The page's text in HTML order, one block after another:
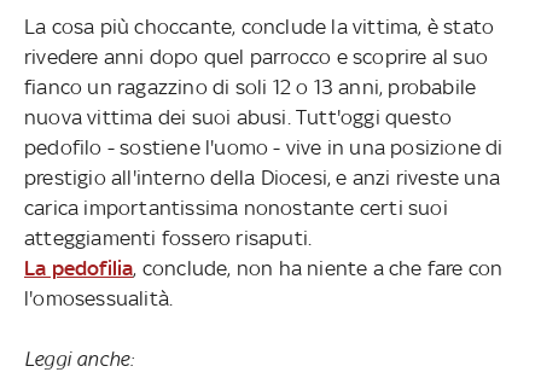
La cosa più choccante, conclude la vittima, è stato
rivedere anni dopo quel parrocco e scoprire al suo
fianco un ragazzino di soli 12 o 13 anni, probabile
nuova vittima dei suoi abusi. Tutt'oggi questo
pedofilo - sostiene l'uomo - vive in una posizione di
prestigio all'interno della Diocesi, e anzi riveste una
carica importantissima nonostante certi suoi
atteggiamenti fossero risaputi.
La pedofilia, conclude, non ha niente a che fare con
l'omosessualità.
Leggi anche: